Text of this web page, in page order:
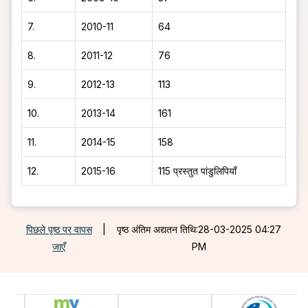
7. 2010-11 64
8. 2011-12 76
9. 2012-13 113
10. 2013-14 161
11. 2014-15 158
12. 2015-16 115 प्रस्तुत पांडुलिपियाँ
पिछले पृष्ठ पर वापस
जाएँ
पृष्ठ अंतिम अद्यतन तिथि:28-03-2025 04:27
PM